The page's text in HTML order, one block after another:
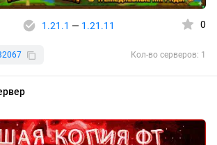
1.21.1 — 1.21.11 0
Кол-во серверов: 1